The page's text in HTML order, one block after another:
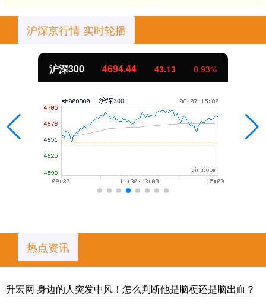
沪深京行情 实时轮播
北证50 1134.24 11.37 1.01%
热点资讯
升宏网 身边的人突发中风！怎么判断他是脑梗还是脑出血？